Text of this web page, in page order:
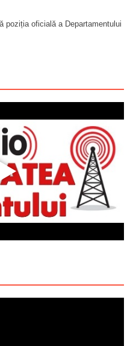
poziția oficială a Departamentului